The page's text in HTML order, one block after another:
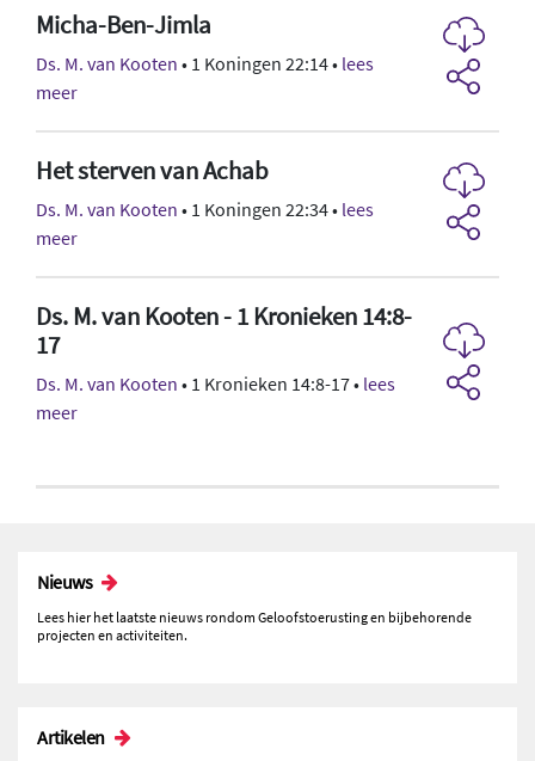
Micha-Ben-Jimla
Ds. M. van Kooten • 1 Koningen 22:14 • lees
meer
Het sterven van Achab
Ds. M. van Kooten • 1 Koningen 22:34 • lees
meer
Ds. M. van Kooten - 1 Kronieken 14:8-
17
Ds. M. van Kooten • 1 Kronieken 14:8-17 • lees
meer
Nieuws
Lees hier het laatste nieuws rondom Geloofstoerusting en bijbehorende
projecten en activiteiten.
Artikelen